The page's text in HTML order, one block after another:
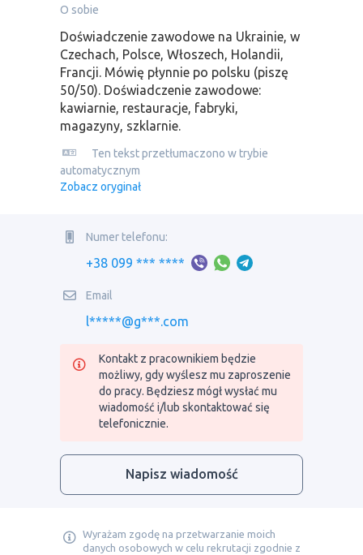
O sobie
Doświadczenie zawodowe na Ukrainie, w
Czechach, Polsce, Włoszech, Holandii,
Francji. Mówię płynnie po polsku (piszę
50/50). Doświadczenie zawodowe:
kawiarnie, restauracje, fabryki,
magazyny, szklarnie.
Ten tekst przetłumaczono w trybie
automatycznym
Zobacz oryginał
Numer telefonu:
+38 099 *** ****
Email
l*****@g***.com
Kontakt z pracownikiem będzie
możliwy, gdy wyślesz mu zaproszenie
do pracy. Będziesz mógł wysłać mu
wiadomość i/lub skontaktować się
telefonicznie.
Napisz wiadomość
Wyrażam zgodę na przetwarzanie moich
danych osobowych w celu rekrutacji zgodnie z